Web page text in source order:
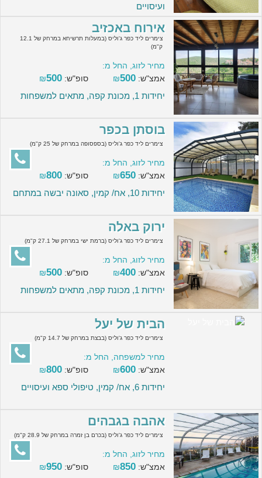
ועיסויים
אירוח באכזיב
צימרים ליד כפר ג'וליס (במעלות תרשיחא במרחק של 12.1
ק"מ)
מחיר לזוג, החל מ:
אמצ"ש:
₪500 סופ"ש: ₪500
יחידות 1, מכונת קפה, מתאים למשפחות
בוסתן בכפר
צימרים ליד כפר ג'וליס (בספסופה במרחק של 25 ק"מ)
מחיר לזוג, החל מ:
אמצ"ש:
₪650 סופ"ש: ₪800
יחידות 10, אח/ קמין, סאונה יבשה במתחם
ירוק באלה
צימרים ליד כפר ג'וליס (ברמת ישי במרחק של 27.1 ק"מ)
מחיר לזוג, החל מ:
אמצ"ש:
₪400 סופ"ש: ₪500
יחידות 1, מכונת קפה, מתאים למשפחות
הבית של יעל
צימרים ליד כפר ג'וליס (בבצת במרחק של 14.7 ק"מ)
מחיר למשפחה, החל מ:
אמצ"ש:
₪600 סופ"ש: ₪800
יחידות 6, אח/ קמין, טיפולי ספא ועיסויים
אהבה בגבהים
צימרים ליד כפר ג'וליס (בכרם בן זמרה במרחק של 28.9 ק"מ)
מחיר לזוג, החל מ:
אמצ"ש:
₪850 סופ"ש: ₪950